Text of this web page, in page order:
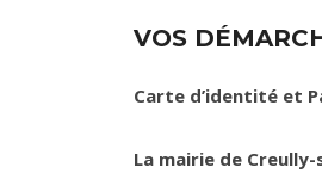
VOS
Carte d’identité et
La mairie de